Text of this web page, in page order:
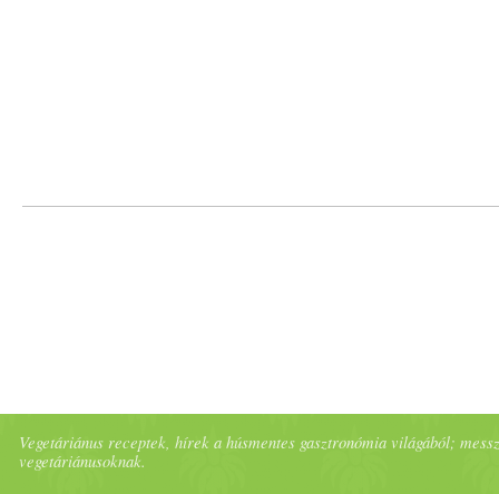
Vegetáriánus receptek, hírek a húsmentes gasztronómia világából;
vegetáriánusoknak.